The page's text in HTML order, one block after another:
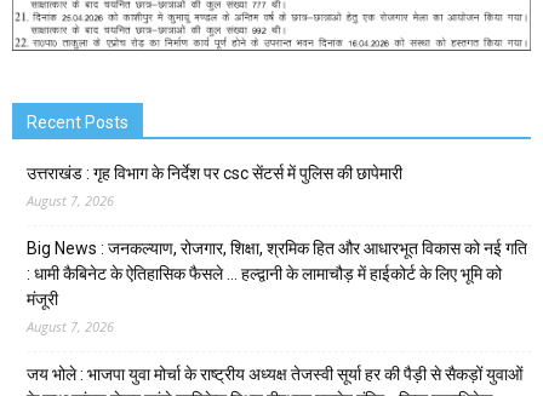
Recent Posts
उत्तराखंड : गृह विभाग के निर्देश पर csc सेंटर्स में पुलिस की छापेमारी
August 7, 2026
Big News : जनकल्याण, रोजगार, शिक्षा, श्रमिक हित और आधारभूत विकास को नई गति
: धामी कैबिनेट के ऐतिहासिक फैसले … हल्द्वानी के लामाचौड़ में हाईकोर्ट के लिए भूमि को
मंजूरी
August 7, 2026
जय भोले : भाजपा युवा मोर्चा के राष्ट्रीय अध्यक्ष तेजस्वी सूर्या हर की पैड़ी से सैकड़ों युवाओं